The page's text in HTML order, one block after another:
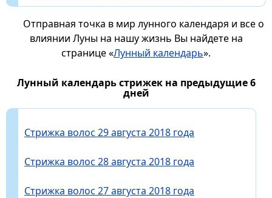
Отправная точка в мир лунного календаря и все о
влиянии Луны на нашу жизнь Вы найдете на
странице «Лунный календарь».
Лунный календарь стрижек на предыдущие 6
дней
Стрижка волос 29 августа 2018 года
Стрижка волос 28 августа 2018 года
Стрижка волос 27 августа 2018 года